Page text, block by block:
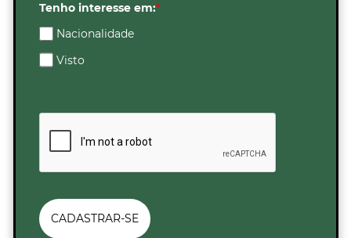
Tenho interesse em:*
Nacionalidade
Visto
CADASTRAR-SE